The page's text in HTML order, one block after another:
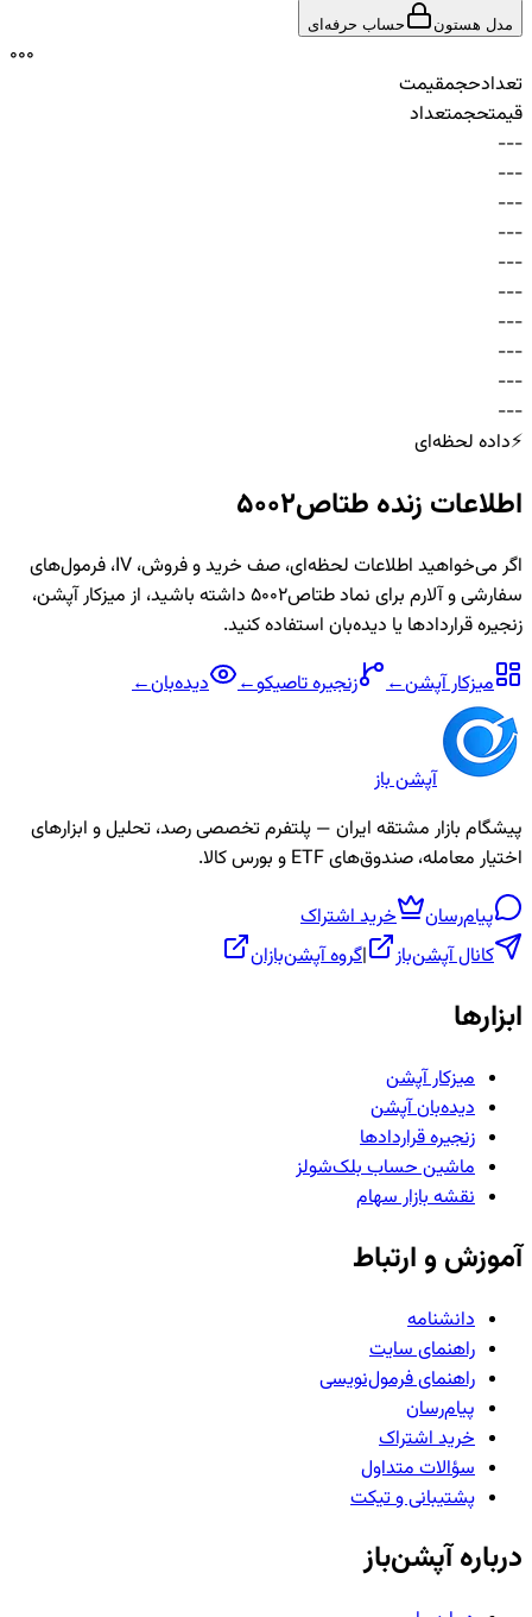
مدل هستون حساب حرفه‌ای
000
تعدادحجمقیمت
قیمتحجمتعداد
-
-
-
-
-
-
-
-
-
-
-
-
-
-
-
-
-
-
-
-
-
-
-
-
-
-
-
-
-
-
⚡داده لحظه‌ای
اطلاعات زنده طتاص5002
اگر می‌خواهید اطلاعات لحظه‌ای، صف خرید و فروش، IV، فرمول‌های
سفارشی و آلارم برای نمادطتاص5002
داشته باشید، از میزکار آپشن،
زنجیره قراردادها یا دیده‌بان استفاده کنید.
میزکار آپشن← زنجیرهتاصیکو← دیده‌بان←
آپشن باز
پیشگام بازار مشتقه ایران — پلتفرم تخصصی رصد، تحلیل و ابزارهای
اختیار معامله، صندوق‌های ETF و بورس کالا.
پیام‌رسان
خرید اشتراک
کانال آپشن‌باز
|گروه آپشن‌بازان
ابزارها
میزکار آپشن
دیده‌بان آپشن
زنجیره قراردادها
ماشین حساب بلک‌شولز
نقشه بازار سهام
آموزش و ارتباط
دانشنامه
راهنمای سایت
راهنمای فرمول‌نویسی
پیام‌رسان
خرید اشتراک
سؤالات متداول
پشتیبانی و تیکت
درباره آپشن‌باز